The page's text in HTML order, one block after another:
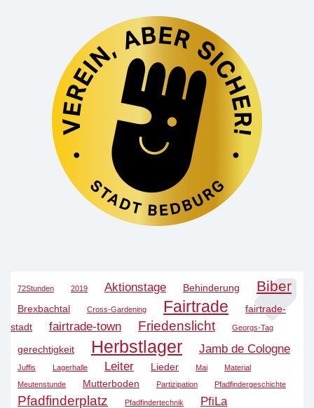
72Stunden 2019 Aktionstage Behinderung Biber
Brexbachtal Cross-Gardening Fairtrade
fairtrade-
stadt
fairtrade-town Friedenslicht Georgs-Tag
gerechtigkeit Herbstlager Jamb de Cologne
Juffis Lagerhalle Leiter Lieder Mai
Material
Meutenstunde
Mutterboden Partizipation Pfadfindergeschichte
Pfadfinderplatz Pfadfindertechnik
PfiLa